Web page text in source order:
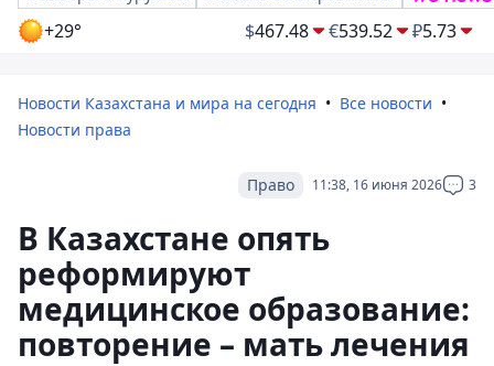
+29° $467.48 €539.52 ₽5.73
Новости Казахстана и мира на сегодня
Все новости
Новости права
11:38, 16 июня 2026 3
Право
В Казахстане опять
реформируют
медицинское образование:
повторение – мать лечения